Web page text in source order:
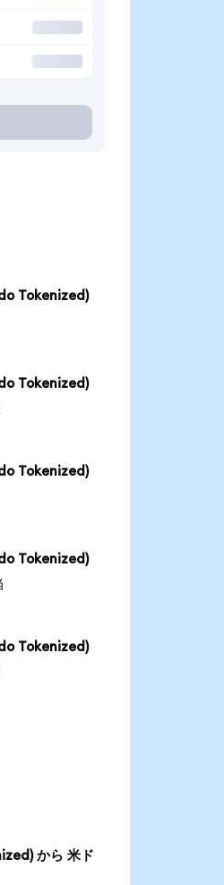
Tokenized)
Tokenized)
Tokenized)
Tokenized)
Tokenized)
から 米ド